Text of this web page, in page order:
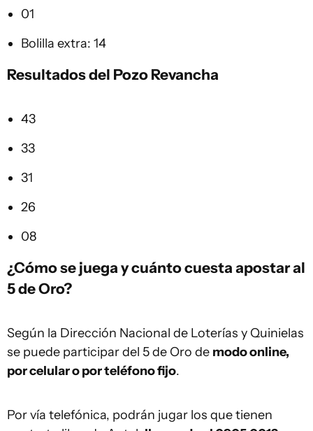
01
Bolilla extra: 14
Resultados del Pozo Revancha
43
33
31
26
08
¿Cómo se juega y cuánto cuesta apostar al
5 de Oro?
Según la Dirección Nacional de Loterías y Quinielas
se puede participar del 5 de Oro de modo online,
por celular o por teléfono fijo.
Por vía telefónica, podrán jugar los que tienen